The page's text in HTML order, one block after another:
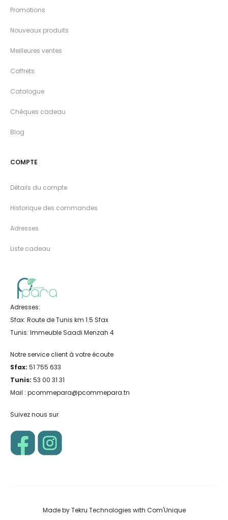
Promotions
Nouveaux produits
Meilleures ventes
Coffrets
Catalogue
Chèques cadeau
Blog
COMPTE
Détails du compte
Historique des commandes
Adresses
Liste cadeau
Adresses:
Sfax: Route de Tunis km 1.5 Sfax
Tunis: Immeuble Saadi Menzah 4
Notre service client à votre écoute
Sfax: 51 755 633
Tunis: 53 00 31 31
Mail : pcommepara@pcommepara.tn
Suivez nous sur
Made byTekru Technologies with Com'Unique